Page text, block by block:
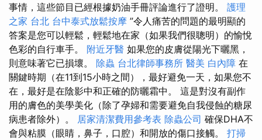
事情，這些節目已經根據奶油手冊評論進行了證明。 護理
之家 台北 台中泰式放鬆按摩 ”令人痛苦的問題的最明顯的
答案是您可以輕鬆，輕鬆地在家（如果我們很聰明）的愉悅
色彩的自行車手。 附近牙醫 如果您的皮膚從陽光下曬黑，
則意味著它已損壞。 除蟲 台北律師事務所 醫美 白內障 在
關鍵時期（在11到15小時之間），最好避免一天，如果您不
在，最好是在陰影中和正確的防曬霜中。 這是對沒有副作
用的膚色的美學美化（除了孕婦和需要避免自我侵蝕的糖尿
病患者除外）。 居家清潔費用參考表 除蟲公司 確保DHA不
會與粘膜（眼睛，鼻子，口腔）和開放的傷口接觸。 打掃